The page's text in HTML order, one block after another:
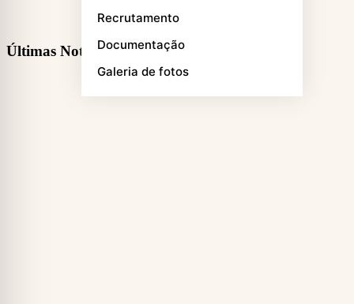
Recrutamento
Documentação
Galeria de fotos
Últimas Notícias